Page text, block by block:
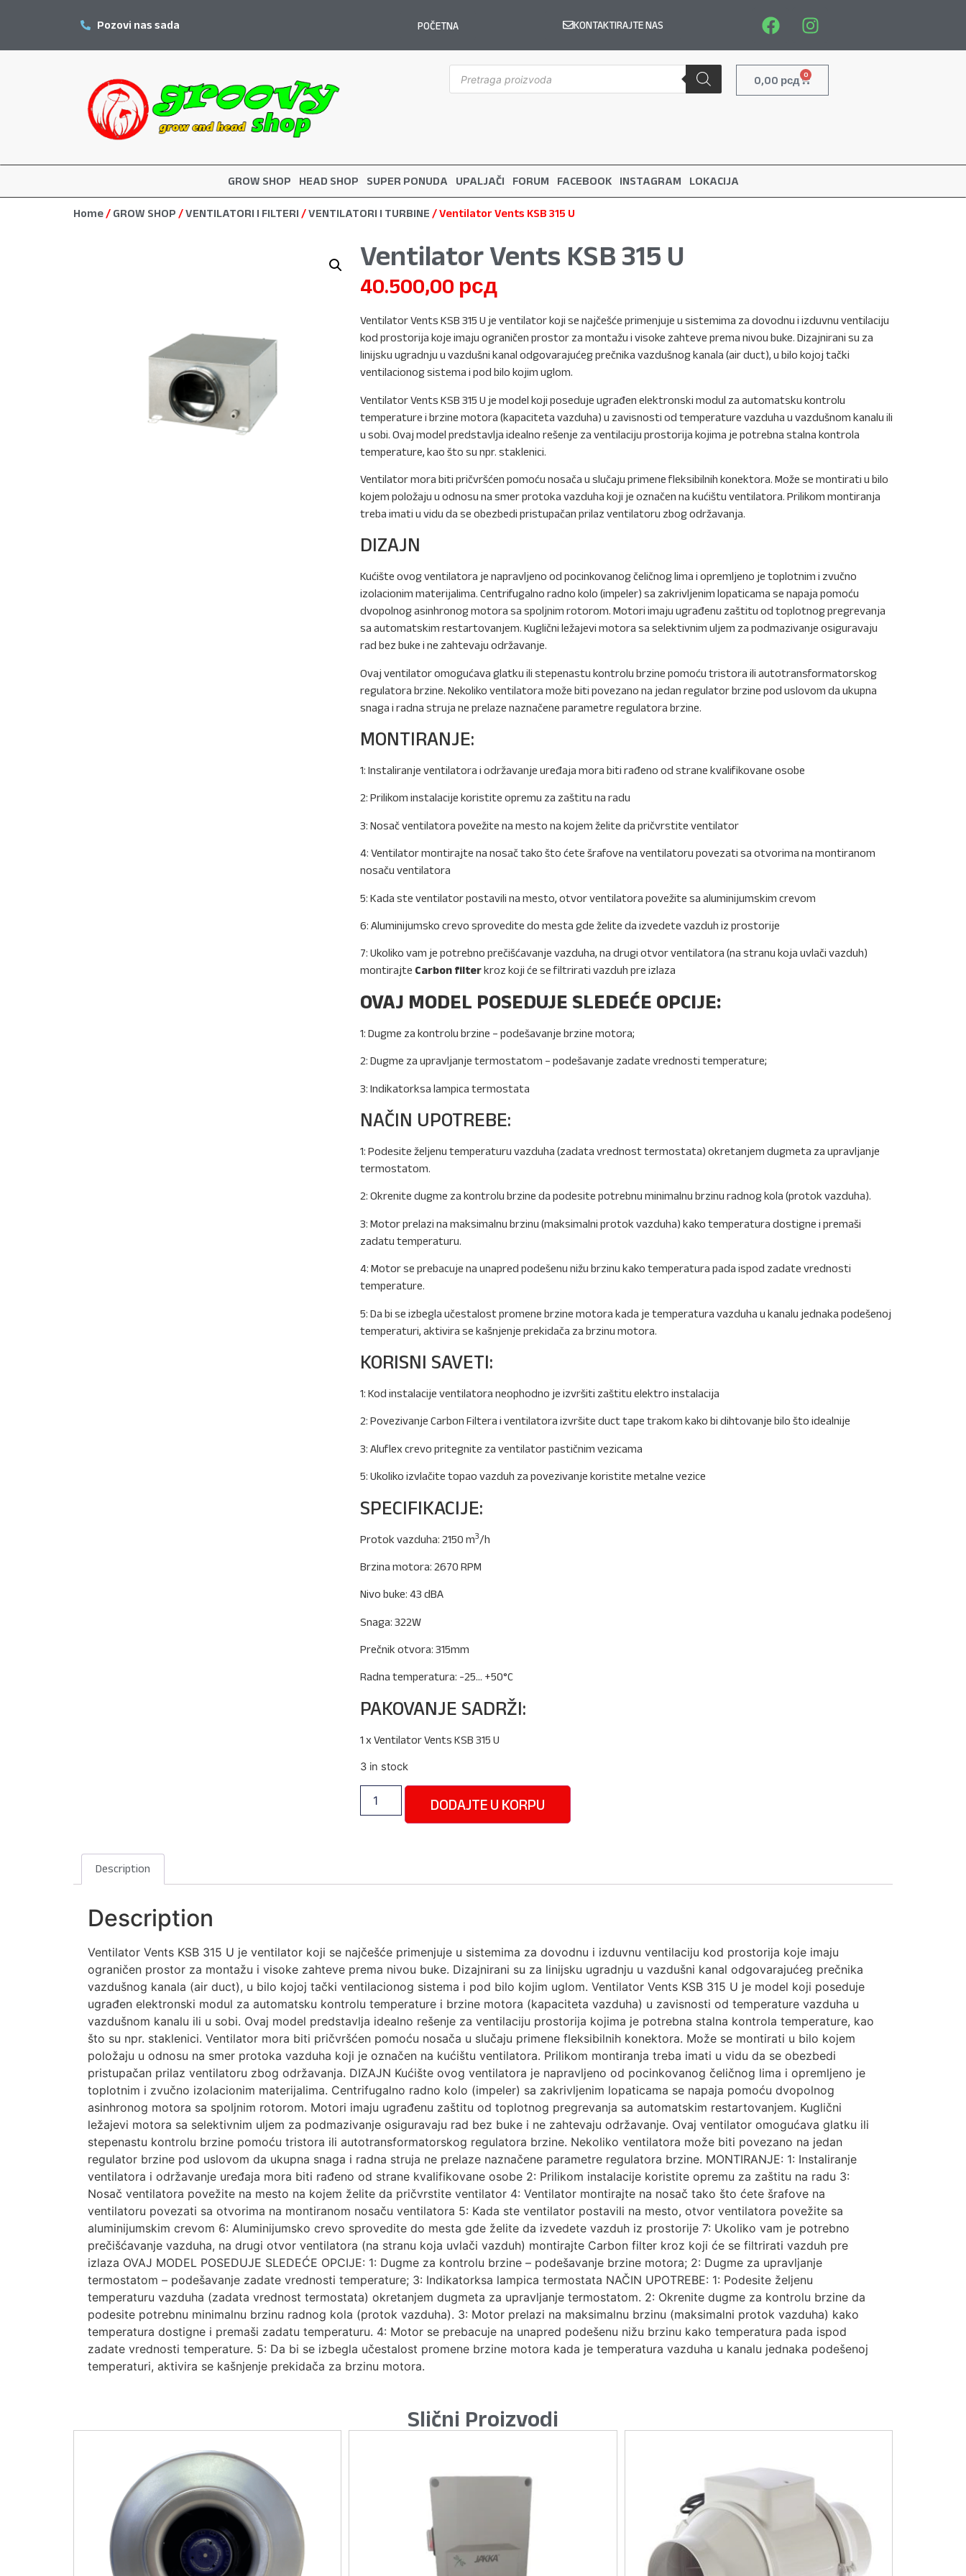
Pozovi nas sada POČETNA KONTAKTIRAJTE NAS
0,00 рсд 0
GROW SHOP HEAD SHOP SUPER PONUDA UPALJAČI FORUM FACEBOOK INSTAGRAM LOKACIJA
Home / GROW SHOP /VENTILATORI I FILTERI /VENTILATORI I TURBINE / Ventilator Vents KSB 315 U
Ventilator Vents KSB 315 U
40.500,00 рсд
Ventilator Vents KSB 315 U je ventilator koji se najčešće primenjuje u sistemima za dovodnu i izduvnu ventilaciju
kod prostorija koje imaju ograničen prostor za montažu i visoke zahteve prema nivou buke. Dizajnirani su za
linijsku ugradnju u vazdušni kanal odgovarajućeg prečnika vazdušnog kanala (air duct), u bilo kojoj tački
ventilacionog sistema i pod bilo kojim uglom.
Ventilator Vents KSB 315 U je model koji poseduje ugrađen elektronski modul za automatsku kontrolu
temperature i brzine motora (kapaciteta vazduha) u zavisnosti od temperature vazduha u vazdušnom kanalu ili
u sobi. Ovaj model predstavlja idealno rešenje za ventilaciju prostorija kojima je potrebna stalna kontrola
temperature, kao što su npr. staklenici.
Ventilator mora biti pričvršćen pomoću nosača u slučaju primene fleksibilnih konektora. Može se montirati u bilo
kojem položaju u odnosu na smer protoka vazduha koji je označen na kućištu ventilatora. Prilikom montiranja
treba imati u vidu da se obezbedi pristupačan prilaz ventilatoru zbog održavanja.
DIZAJN
Kućište ovog ventilatora je napravljeno od pocinkovanog čeličnog lima i opremljeno je toplotnim i zvučno
izolacionim materijalima. Centrifugalno radno kolo (impeler) sa zakrivljenim lopaticama se napaja pomoću
dvopolnog asinhronog motora sa spoljnim rotorom. Motori imaju ugrađenu zaštitu od toplotnog pregrevanja
sa automatskim restartovanjem. Kuglični ležajevi motora sa selektivnim uljem za podmazivanje osiguravaju
rad bez buke i ne zahtevaju održavanje.
Ovaj ventilator omogućava glatku ili stepenastu kontrolu brzine pomoću tristora ili autotransformatorskog
regulatora brzine. Nekoliko ventilatora može biti povezano na jedan regulator brzine pod uslovom da ukupna
snaga i radna struja ne prelaze naznačene parametre regulatora brzine.
MONTIRANJE:
1: Instaliranje ventilatora i održavanje uređaja mora biti rađeno od strane kvalifikovane osobe
2: Prilikom instalacije koristite opremu za zaštitu na radu
3: Nosač ventilatora povežite na mesto na kojem želite da pričvrstite ventilator
4: Ventilator montirajte na nosač tako što ćete šrafove na ventilatoru povezati sa otvorima na montiranom
nosaču ventilatora
5: Kada ste ventilator postavili na mesto, otvor ventilatora povežite sa aluminijumskim crevom
6: Aluminijumsko crevo sprovedite do mesta gde želite da izvedete vazduh iz prostorije
7: Ukoliko vam je potrebno prečišćavanje vazduha, na drugi otvor ventilatora (na stranu koja uvlači vazduh)
montirajte Carbon filterkroz koji će se filtrirati vazduh pre izlaza
OVAJ MODEL POSEDUJE SLEDEĆE OPCIJE:
1: Dugme za kontrolu brzine – podešavanje brzine motora;
2: Dugme za upravljanje termostatom – podešavanje zadate vrednosti temperature;
3: Indikatorksa lampica termostata
NAČIN UPOTREBE:
1: Podesite željenu temperaturu vazduha (zadata vrednost termostata) okretanjem dugmeta za upravljanje
termostatom.
2: Okrenite dugme za kontrolu brzine da podesite potrebnu minimalnu brzinu radnog kola (protok vazduha).
3: Motor prelazi na maksimalnu brzinu (maksimalni protok vazduha) kako temperatura dostigne i premaši
zadatu temperaturu.
4: Motor se prebacuje na unapred podešenu nižu brzinu kako temperatura pada ispod zadate vrednosti
temperature.
5: Da bi se izbegla učestalost promene brzine motora kada je temperatura vazduha u kanalu jednaka podešenoj
temperaturi, aktivira se kašnjenje prekidača za brzinu motora.
KORISNI SAVETI:
1: Kod instalacije ventilatora neophodno je izvršiti zaštitu elektro instalacija
2: Povezivanje Carbon Filtera i ventilatora izvršite duct tape trakom kako bi dihtovanje bilo što idealnije
3: Aluflex crevo pritegnite za ventilator pastičnim vezicama
5: Ukoliko izvlačite topao vazduh za povezivanje koristite metalne vezice
SPECIFIKACIJE:
Protok vazduha: 2150 m3/h
Brzina motora: 2670 RPM
Nivo buke: 43 dBA
Snaga: 322W
Prečnik otvora: 315mm
Radna temperatura: -25… +50°C
PAKOVANJE SADRŽI:
1 x Ventilator Vents KSB 315 U
3 in stock
DODAJTE U KORPU
Description
Description
Ventilator Vents KSB 315 U je ventilator koji se najčešće primenjuje u sistemima za dovodnu i izduvnu ventilaciju kod prostorija koje imaju
ograničen prostor za montažu i visoke zahteve prema nivou buke. Dizajnirani su za linijsku ugradnju u vazdušni kanal odgovarajućeg prečnika
vazdušnog kanala (air duct), u bilo kojoj tački ventilacionog sistema i pod bilo kojim uglom. Ventilator Vents KSB 315 U je model koji poseduje
ugrađen elektronski modul za automatsku kontrolu temperature i brzine motora (kapaciteta vazduha) u zavisnosti od temperature vazduha u
vazdušnom kanalu ili u sobi. Ovaj model predstavlja idealno rešenje za ventilaciju prostorija kojima je potrebna stalna kontrola temperature, kao
što su npr. staklenici. Ventilator mora biti pričvršćen pomoću nosača u slučaju primene fleksibilnih konektora. Može se montirati u bilo kojem
položaju u odnosu na smer protoka vazduha koji je označen na kućištu ventilatora. Prilikom montiranja treba imati u vidu da se obezbedi
pristupačan prilaz ventilatoru zbog održavanja. DIZAJN Kućište ovog ventilatora je napravljeno od pocinkovanog čeličnog lima i opremljeno je
toplotnim i zvučno izolacionim materijalima. Centrifugalno radno kolo (impeler) sa zakrivljenim lopaticama se napaja pomoću dvopolnog
asinhronog motora sa spoljnim rotorom. Motori imaju ugrađenu zaštitu od toplotnog pregrevanja sa automatskim restartovanjem. Kuglični
ležajevi motora sa selektivnim uljem za podmazivanje osiguravaju rad bez buke i ne zahtevaju održavanje. Ovaj ventilator omogućava glatku ili
stepenastu kontrolu brzine pomoću tristora ili autotransformatorskog regulatora brzine. Nekoliko ventilatora može biti povezano na jedan
regulator brzine pod uslovom da ukupna snaga i radna struja ne prelaze naznačene parametre regulatora brzine. MONTIRANJE: 1: Instaliranje
ventilatora i održavanje uređaja mora biti rađeno od strane kvalifikovane osobe 2: Prilikom instalacije koristite opremu za zaštitu na radu 3:
Nosač ventilatora povežite na mesto na kojem želite da pričvrstite ventilator 4: Ventilator montirajte na nosač tako što ćete šrafove na
ventilatoru povezati sa otvorima na montiranom nosaču ventilatora 5: Kada ste ventilator postavili na mesto, otvor ventilatora povežite sa
aluminijumskim crevom 6: Aluminijumsko crevo sprovedite do mesta gde želite da izvedete vazduh iz prostorije 7: Ukoliko vam je potrebno
prečišćavanje vazduha, na drugi otvor ventilatora (na stranu koja uvlači vazduh) montirajte Carbon filter kroz koji će se filtrirati vazduh pre
izlaza OVAJ MODEL POSEDUJE SLEDEĆE OPCIJE: 1: Dugme za kontrolu brzine – podešavanje brzine motora; 2: Dugme za upravljanje
termostatom – podešavanje zadate vrednosti temperature; 3: Indikatorksa lampica termostata NAČIN UPOTREBE: 1: Podesite željenu
temperaturu vazduha (zadata vrednost termostata) okretanjem dugmeta za upravljanje termostatom. 2: Okrenite dugme za kontrolu brzine da
podesite potrebnu minimalnu brzinu radnog kola (protok vazduha). 3: Motor prelazi na maksimalnu brzinu (maksimalni protok vazduha) kako
temperatura dostigne i premaši zadatu temperaturu. 4: Motor se prebacuje na unapred podešenu nižu brzinu kako temperatura pada ispod
zadate vrednosti temperature. 5: Da bi se izbegla učestalost promene brzine motora kada je temperatura vazduha u kanalu jednaka podešenoj
temperaturi, aktivira se kašnjenje prekidača za brzinu motora.
Slični Proizvodi